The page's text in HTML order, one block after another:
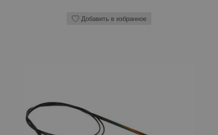
Добавить в избранное